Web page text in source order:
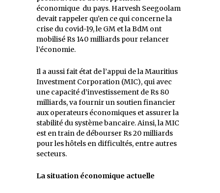
économique du pays. Harvesh Seegoolam
devait rappeler qu’en ce qui concerne la
crise du covid-19, le GM et la BdM ont
mobilisé Rs 140 milliards pour relancer
l’économie.
Il a aussi fait état de l’appui de la Mauritius
Investment Corporation (MIC), qui avec
une capacité d’investissement de Rs 80
milliards, va fournir un soutien financier
aux operateurs économiques et assurer la
stabilité du système bancaire. Ainsi, la MIC
est en train de débourser Rs 20 milliards
pour les hôtels en difficultés, entre autres
secteurs.
La situation économique actuelle